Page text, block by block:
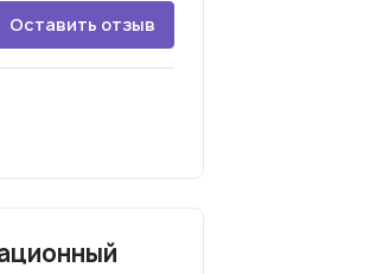
Оставить отзыв